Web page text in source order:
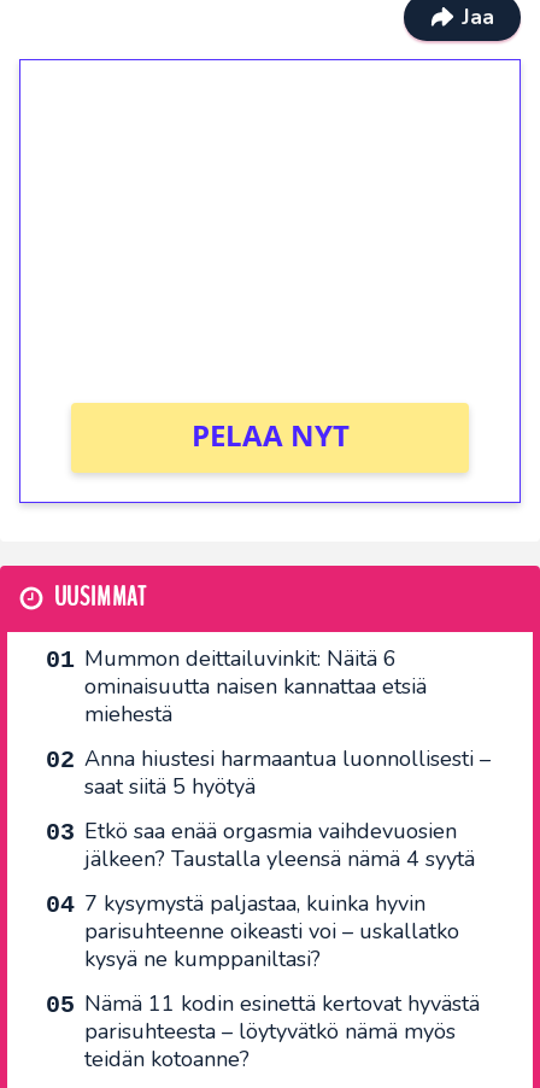
Jaa
PELAA NYT
UUSIMMAT
Mummon deittailuvinkit: Näitä 6
ominaisuutta naisen kannattaa etsiä
miehestä
Anna hiustesi harmaantua luonnollisesti –
saat siitä 5 hyötyä
Etkö saa enää orgasmia vaihdevuosien
jälkeen? Taustalla yleensä nämä 4 syytä
7 kysymystä paljastaa, kuinka hyvin
parisuhteenne oikeasti voi – uskallatko
kysyä ne kumppaniltasi?
Nämä 11 kodin esinettä kertovat hyvästä
parisuhteesta – löytyvätkö nämä myös
teidän kotoanne?